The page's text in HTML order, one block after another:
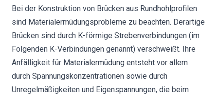
Bei der Konstruktion von Brücken aus Rundhohlprofilen
sind Materialermüdungsprobleme zu beachten. Derartige
Brücken sind durch K-förmige Strebenverbindungen (im
Folgenden K-Verbindungen genannt) verschweißt. Ihre
Anfälligkeit für Materialermüdung entsteht vor allem
durch Spannungskonzentrationen sowie durch
Unregelmäßigkeiten und Eigenspannungen, die beim